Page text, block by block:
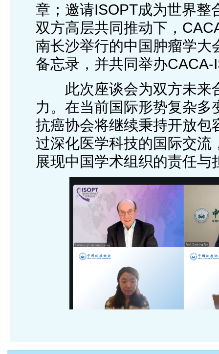
章；邀请ISOPT成为世界整
双方高层共同推动下，
南长沙举行的中国肿瘤学大
备忘录，并共同举办
此次座谈会为双方未来
力。在当前国际形势复杂
抗癌协会将继续秉持开放包
过深化医学科技的国际交流
展现中国学术组织的责任与